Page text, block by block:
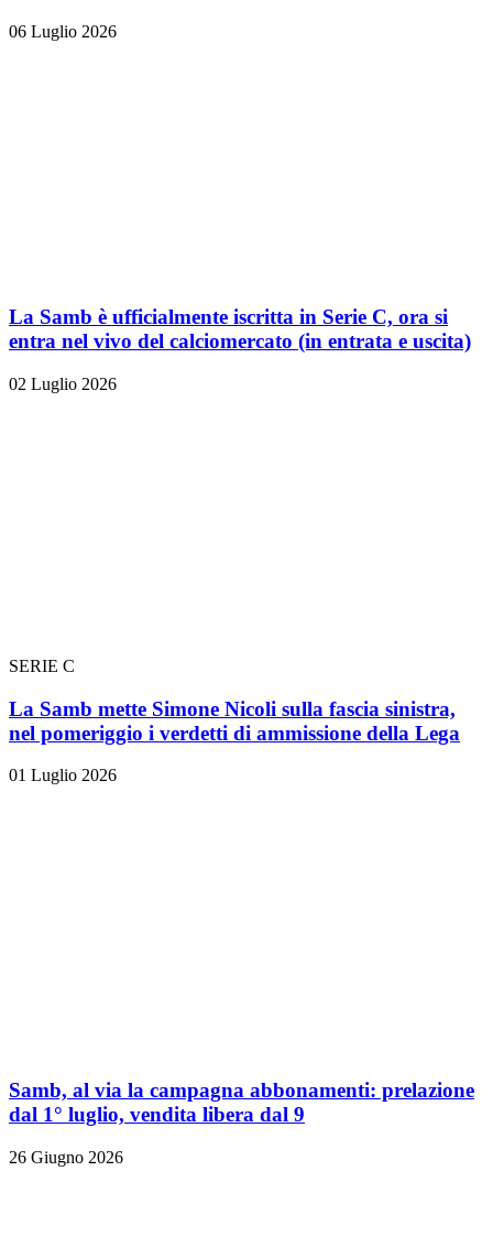
06 Luglio 2026
La Samb è ufficialmente iscritta in Serie C, ora si
entra nel vivo del calciomercato (in entrata e uscita)
02 Luglio 2026
SERIE C
La Samb mette Simone Nicoli sulla fascia sinistra,
nel pomeriggio i verdetti di ammissione della Lega
01 Luglio 2026
Samb, al via la campagna abbonamenti: prelazione
dal 1° luglio, vendita libera dal 9
26 Giugno 2026